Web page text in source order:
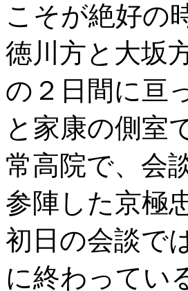
こそが絶好の
徳川方と大坂
の２日間に亘
と家康の側室
常高院で、会
参陣した京極
初日の会談で
に終わってい